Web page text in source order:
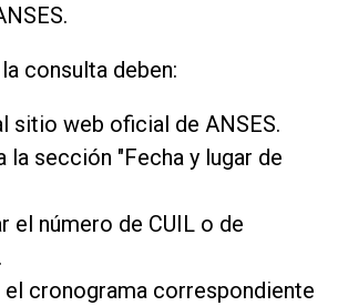
consulta deben:
sitio web oficial de ANSES.
la sección "Fecha y lugar de
el número de CUIL o de
el cronograma correspondiente